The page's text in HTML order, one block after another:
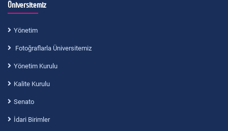
Üniversitemiz
Yönetim
Fotoğraflarla Üniversitemiz
Yönetim Kurulu
Kalite Kurulu
Senato
İdari Birimler